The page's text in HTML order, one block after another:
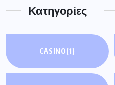
Κατηγορίες
CASINO(1)